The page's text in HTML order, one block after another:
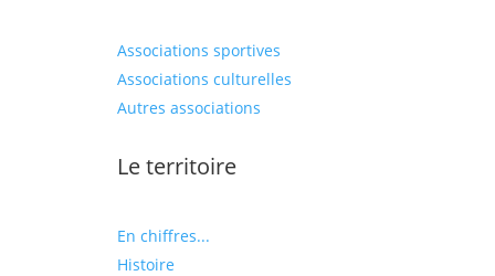
Associations sportives
Associations culturelles
Autres associations
Le territoire
En chiffres...
Histoire